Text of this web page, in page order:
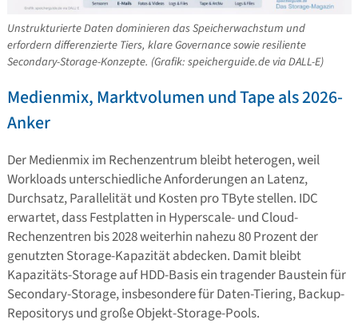
Unstrukturierte Daten dominieren das Speicherwachstum und
erfordern differenzierte Tiers, klare Governance sowie resiliente
Secondary-Storage-Konzepte. (Grafik: speicherguide.de via DALL-E)
Medienmix, Marktvolumen und Tape als 2026-
Anker
Der Medienmix im Rechenzentrum bleibt heterogen, weil
Workloads unterschiedliche Anforderungen an Latenz,
Durchsatz, Parallelität und Kosten pro TByte stellen. IDC
erwartet, dass Festplatten in Hyperscale- und Cloud-
Rechenzentren bis 2028 weiterhin nahezu 80 Prozent der
genutzten Storage-Kapazität abdecken. Damit bleibt
Kapazitäts-Storage auf HDD-Basis ein tragender Baustein für
Secondary-Storage, insbesondere für Daten-Tiering, Backup-
Repositorys und große Objekt-Storage-Pools.